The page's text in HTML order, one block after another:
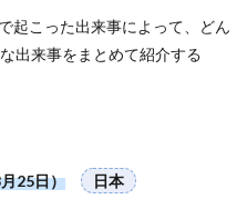
起こった出来事によって、どん
出来事をまとめて紹介する
25日） 日本